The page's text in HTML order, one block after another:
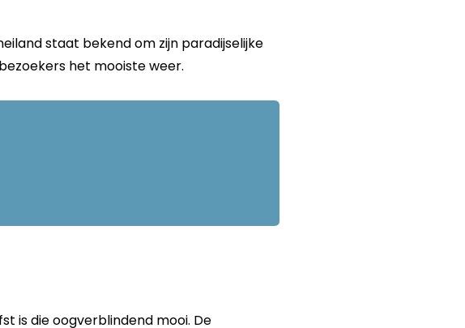
staat bekend om zijn paradijselijke
het mooiste weer.
is die oogverblindend mooi. De